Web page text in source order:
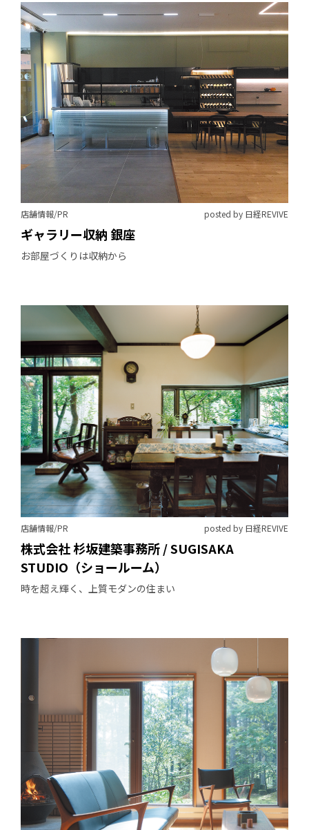
店舗情報/PR posted by 日経REVIVE
ギャラリー収納 銀座
お部屋づくりは収納から
店舗情報/PR posted by 日経REVIVE
株式会社 杉坂建築事務所 / SUGISAKA
STUDIO（ショールーム）
時を超え輝く、上質モダンの住まい